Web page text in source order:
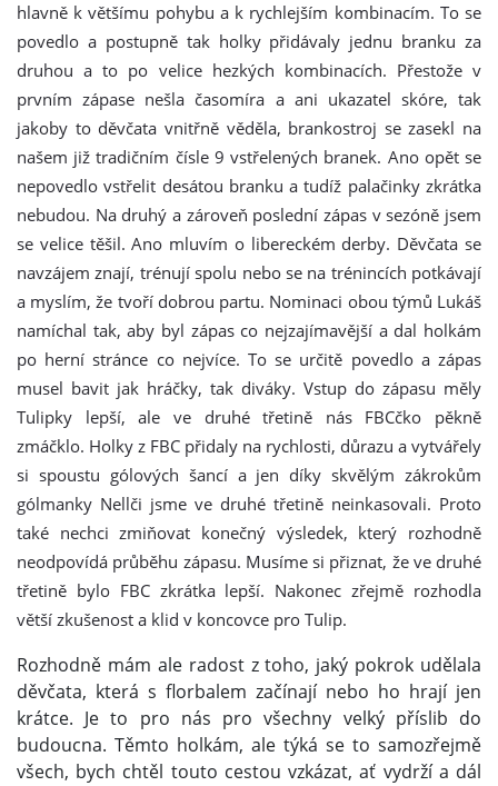
hlavně k většímu pohybu a k rychlejším kombinacím. To se
povedlo a postupně tak holky přidávaly jednu branku za
druhou a to po velice hezkých kombinacích. Přestože v
prvním zápase nešla časomíra a ani ukazatel skóre, tak
jakoby to děvčata vnitřně věděla, brankostroj se zasekl na
našem již tradičním čísle 9 vstřelených branek. Ano opět se
nepovedlo vstřelit desátou branku a tudíž palačinky zkrátka
nebudou. Na druhý a zároveň poslední zápas v sezóně jsem
se velice těšil. Ano mluvím o libereckém derby. Děvčata se
navzájem znají, trénují spolu nebo se na trénincích potkávají
a myslím, že tvoří dobrou partu. Nominaci obou týmů Lukáš
namíchal tak, aby byl zápas co nejzajímavější a dal holkám
po herní stránce co nejvíce. To se určitě povedlo a zápas
musel bavit jak hráčky, tak diváky. Vstup do zápasu měly
Tulipky lepší, ale ve druhé třetině nás FBCčko pěkně
zmáčklo. Holky z FBC přidaly na rychlosti, důrazu a vytvářely
si spoustu gólových šancí a jen díky skvělým zákrokům
gólmanky Nellči jsme ve druhé třetině neinkasovali. Proto
také nechci zmiňovat konečný výsledek, který rozhodně
neodpovídá průběhu zápasu. Musíme si přiznat, že ve druhé
třetině bylo FBC zkrátka lepší. Nakonec zřejmě rozhodla
větší zkušenost a klid v koncovce pro Tulip.
Rozhodně mám ale radost z toho, jaký pokrok udělala
děvčata, která s florbalem začínají nebo ho hrají jen
krátce. Je to pro nás pro všechny velký příslib do
budoucna. Těmto holkám, ale týká se to samozřejmě
všech, bych chtěl touto cestou vzkázat, ať vydrží a dál